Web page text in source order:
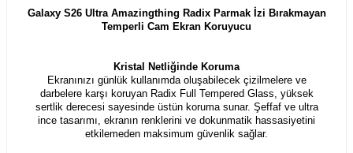
Galaxy S26 Ultra Amazingthing Radix Parmak İzi Bırakmayan
Temperli Cam Ekran Koruyucu
Kristal Netliğinde Koruma
Ekranınızı günlük kullanımda oluşabilecek çizilmelere ve
darbelere karşı koruyan Radix Full Tempered Glass, yüksek
sertlik derecesi sayesinde üstün koruma sunar. Şeffaf ve ultra
ince tasarımı, ekranın renklerini ve dokunmatik hassasiyetini
etkilemeden maksimum güvenlik sağlar.